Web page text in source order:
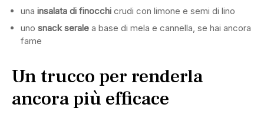
una insalata di finocchi crudi con limone e semi di lino
uno snack serale a base di mela e cannella, se hai ancora
fame
Un trucco per renderla
ancora più efficace